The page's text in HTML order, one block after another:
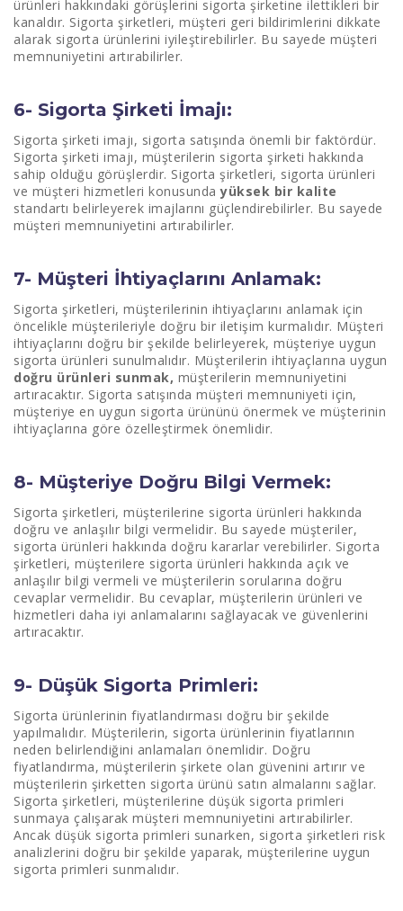
ürünleri hakkındaki görüşlerini sigorta şirketine ilettikleri bir
kanaldır. Sigorta şirketleri, müşteri geri bildirimlerini dikkate
alarak sigorta ürünlerini iyileştirebilirler. Bu sayede müşteri
memnuniyetini artırabilirler.
6- Sigorta Şirketi İmajı:
Sigorta şirketi imajı, sigorta satışında önemli bir faktördür.
Sigorta şirketi imajı, müşterilerin sigorta şirketi hakkında
sahip olduğu görüşlerdir. Sigorta şirketleri, sigorta ürünleri
ve müşteri hizmetleri konusundayüksek bir kalite
standartı belirleyerek imajlarını güçlendirebilirler. Bu sayede
müşteri memnuniyetini artırabilirler.
7- Müşteri İhtiyaçlarını Anlamak:
Sigorta şirketleri, müşterilerinin ihtiyaçlarını anlamak için
öncelikle müşterileriyle doğru bir iletişim kurmalıdır. Müşteri
ihtiyaçlarını doğru bir şekilde belirleyerek, müşteriye uygun
sigorta ürünleri sunulmalıdır. Müşterilerin ihtiyaçlarına uygun
doğru ürünleri sunmak, müşterilerin memnuniyetini
artıracaktır. Sigorta satışında müşteri memnuniyeti için,
müşteriye en uygun sigorta ürününü önermek ve müşterinin
ihtiyaçlarına göre özelleştirmek önemlidir.
8- Müşteriye Doğru Bilgi Vermek:
Sigorta şirketleri, müşterilerine sigorta ürünleri hakkında
doğru ve anlaşılır bilgi vermelidir. Bu sayede müşteriler,
sigorta ürünleri hakkında doğru kararlar verebilirler. Sigorta
şirketleri, müşterilere sigorta ürünleri hakkında açık ve
anlaşılır bilgi vermeli ve müşterilerin sorularına doğru
cevaplar vermelidir. Bu cevaplar, müşterilerin ürünleri ve
hizmetleri daha iyi anlamalarını sağlayacak ve güvenlerini
artıracaktır.
9- Düşük Sigorta Primleri:
Sigorta ürünlerinin fiyatlandırması doğru bir şekilde
yapılmalıdır. Müşterilerin, sigorta ürünlerinin fiyatlarının
neden belirlendiğini anlamaları önemlidir. Doğru
fiyatlandırma, müşterilerin şirkete olan güvenini artırır ve
müşterilerin şirketten sigorta ürünü satın almalarını sağlar.
Sigorta şirketleri, müşterilerine düşük sigorta primleri
sunmaya çalışarak müşteri memnuniyetini artırabilirler.
Ancak düşük sigorta primleri sunarken, sigorta şirketleri risk
analizlerini doğru bir şekilde yaparak, müşterilerine uygun
sigorta primleri sunmalıdır.